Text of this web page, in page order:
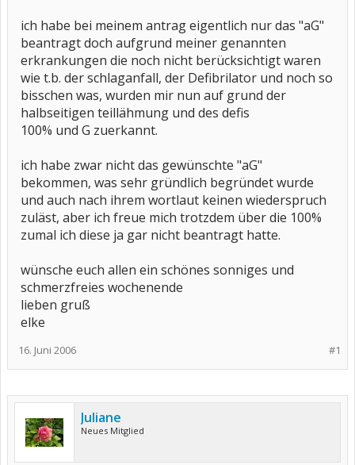
ich habe bei meinem antrag eigentlich nur das "aG"
beantragt doch aufgrund meiner genannten
erkrankungen die noch nicht berücksichtigt waren
wie t.b. der schlaganfall, der Defibrilator und noch so
bisschen was, wurden mir nun auf grund der
halbseitigen teillähmung und des defis
100% und G zuerkannt.
ich habe zwar nicht das gewünschte "aG"
bekommen, was sehr gründlich begründet wurde
und auch nach ihrem wortlaut keinen wiederspruch
zuläst, aber ich freue mich trotzdem über die 100%
zumal ich diese ja gar nicht beantragt hatte.
wünsche euch allen ein schönes sonniges und
schmerzfreies wochenende
lieben gruß
elke
#1
16. Juni 2006
Juliane
Neues Mitglied